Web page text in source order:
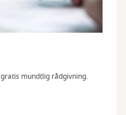
mundtlig rådgivning.